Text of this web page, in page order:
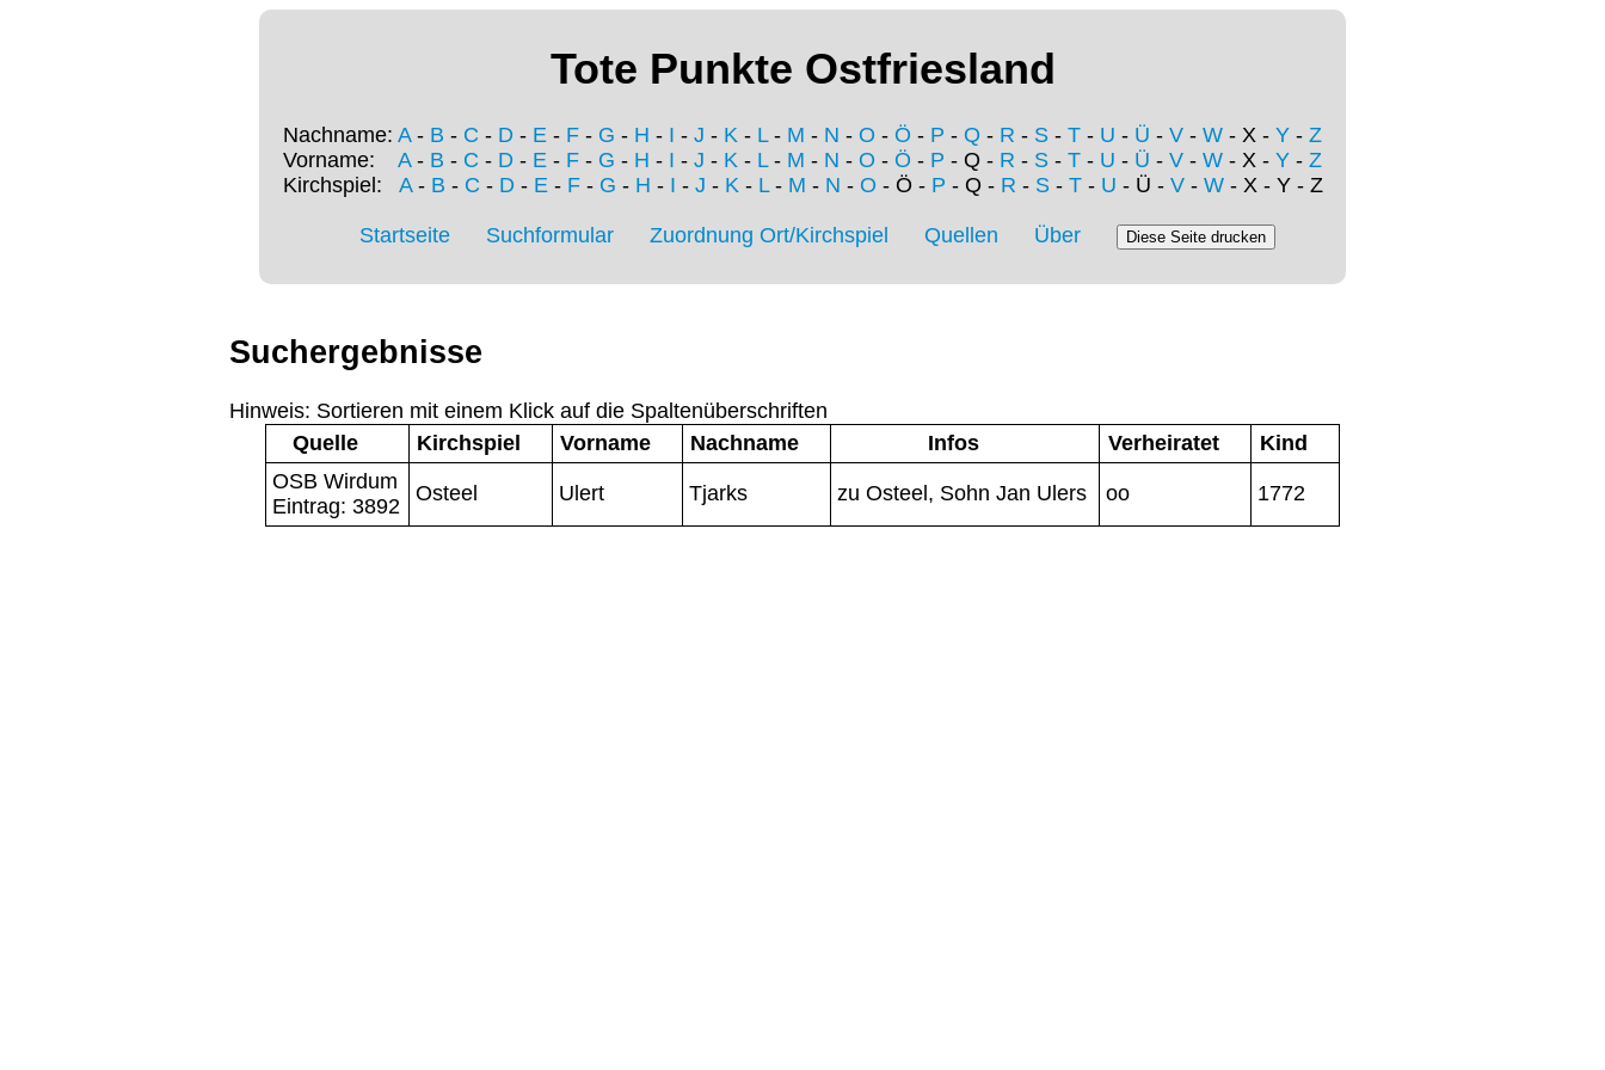
Tote Punkte Ostfriesland
Nachname: A- B - C - D - E - F - G - H - I - J - K - L- M - N - O - Ö - P - Q - R - S - T - U - Ü - V - W - X - Y - Z
Vorname: A- B - C - D - E - F - G - H - I - J - K - L- M - N - O - Ö - P - Q - R - S - T - U - Ü - V - W - X - Y - Z
Kirchspiel: A- B - C - D- E- F- G - H - I - J - K- L- M - N - O - Ö - P - Q - R - S- T- U - Ü - V- W- X - Y - Z
Startseite Suchformular Zuordnung Ort/Kirchspiel Quellen Über
Suchergebnisse
Hinweis: Sortieren mit einem Klick auf die Spaltenüberschriften
Quelle
Kirchspiel Vorname Nachname Infos Verheiratet
Kind
OSB Wirdum
Eintrag: 3892
Osteel Ulert Tjarks zu Osteel, Sohn Jan Ulers oo 1772